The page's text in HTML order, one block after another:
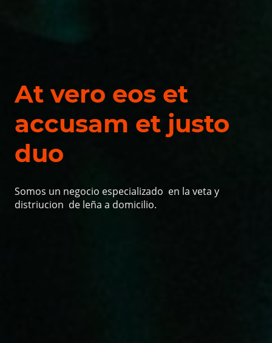
At vero eos et
accusam et justo
duo
Somos un negocio especializado en la veta y
distriucion de leña a domicilio.